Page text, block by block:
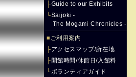
├Guide to our Exhibits
└Saijoki -
The Mogami Chronicles -
■ご利用案内
├アクセスマップ/所在地
├開館時間/休館日/入館料
└ボランティアガイド